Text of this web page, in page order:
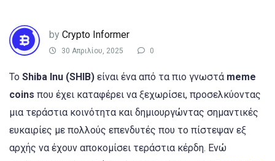
by Crypto Informer
30 Απριλίου, 2025 0
Το Shiba Inu (SHIB) είναι ένα από τα πιο γνωστά meme
coins που έχει καταφέρει να ξεχωρίσει, προσελκύοντας
μια τεράστια κοινότητα και δημιουργώντας σημαντικές
ευκαιρίες με πολλούς επενδυτές που το πίστεψαν εξ
αρχής να έχουν αποκομίσει τεράστια κέρδη. Ενώ